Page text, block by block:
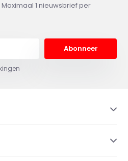
1 nieuwsbrief per
Abonneer